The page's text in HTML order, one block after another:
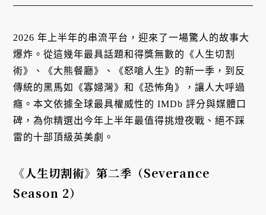
2026 年上半年的串流平台，迎來了一場驚人的故事大
爆炸。從這幾年最具話題和得獎無數的《人生切割
術》、《大熊餐廳》、《怒嗆人生》的新一季，到反
傳統的黑馬如《寡婦灣》和《恐怖角》，讓人大呼過
癮。本文依據全球最具權威性的 IMDb 評分與媒體口
碑，為你精選出今年上半年最值得挑燈夜戰、絕不踩
雷的十部頂級英美劇。
《人生切割術》第二季（Severance
Season 2）